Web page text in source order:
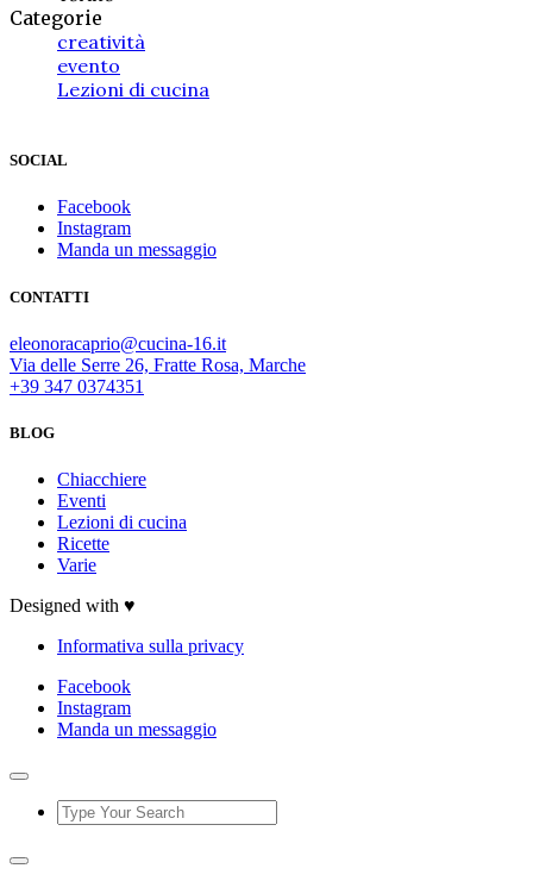
Categorie
creatività
evento
Lezioni di cucina
SOCIAL
Facebook
Instagram
Manda un messaggio
CONTATTI
eleonoracaprio@cucina-16.it
Via delle Serre 26, Fratte Rosa, Marche
+39 347 0374351
BLOG
Chiacchiere
Eventi
Lezioni di cucina
Ricette
Varie
Designed with ♥
Informativa sulla privacy
Facebook
Instagram
Manda un messaggio